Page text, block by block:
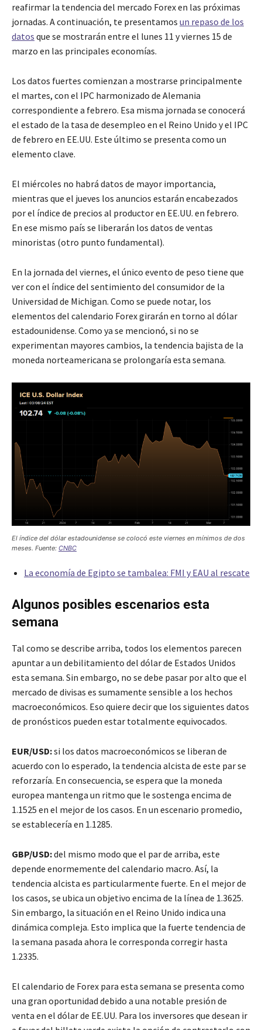
reafirmar la tendencia del mercado Forex en las próximas
jornadas. A continuación, te presentamos un repaso de los
datos que se mostrarán entre el lunes 11 y viernes 15 de
marzo en las principales economías.
Los datos fuertes comienzan a mostrarse principalmente
el martes, con el IPC harmonizado de Alemania
correspondiente a febrero. Esa misma jornada se conocerá
el estado de la tasa de desempleo en el Reino Unido y el IPC
de febrero en EE.UU. Este último se presenta como un
elemento clave.
El miércoles no habrá datos de mayor importancia,
mientras que el jueves los anuncios estarán encabezados
por el índice de precios al productor en EE.UU. en febrero.
En ese mismo país se liberarán los datos de ventas
minoristas (otro punto fundamental).
En la jornada del viernes, el único evento de peso tiene que
ver con el índice del sentimiento del consumidor de la
Universidad de Michigan. Como se puede notar, los
elementos del calendario Forex girarán en torno al dólar
estadounidense. Como ya se mencionó, si no se
experimentan mayores cambios, la tendencia bajista de la
moneda norteamericana se prolongaría esta semana.
El índice del dólar estadounidense se colocó este viernes en mínimos de dos
meses. Fuente: CNBC
La economía de Egipto se tambalea: FMI y EAU al rescate
Algunos posibles escenarios esta
semana
Tal como se describe arriba, todos los elementos parecen
apuntar a un debilitamiento del dólar de Estados Unidos
esta semana. Sin embargo, no se debe pasar por alto que el
mercado de divisas es sumamente sensible a los hechos
macroeconómicos. Eso quiere decir que los siguientes datos
de pronósticos pueden estar totalmente equivocados.
EUR/USD:si los datos macroeconómicos se liberan de
acuerdo con lo esperado, la tendencia alcista de este par se
reforzaría. En consecuencia, se espera que la moneda
europea mantenga un ritmo que le sostenga encima de
1.1525 en el mejor de los casos. En un escenario promedio,
se establecería en 1.1285.
GBP/USD:del mismo modo que el par de arriba, este
depende enormemente del calendario macro. Así, la
tendencia alcista es particularmente fuerte. En el mejor de
los casos, se ubica un objetivo encima de la línea de 1.3625.
Sin embargo, la situación en el Reino Unido indica una
dinámica compleja. Esto implica que la fuerte tendencia de
la semana pasada ahora le corresponda corregir hasta
1.2335.
El calendario de Forex para esta semana se presenta como
una gran oportunidad debido a una notable presión de
venta en el dólar de EE.UU. Para los inversores que desean ir